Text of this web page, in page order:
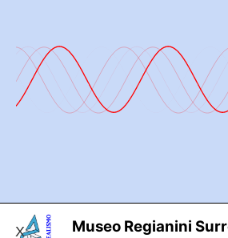
Museo Regianini
X